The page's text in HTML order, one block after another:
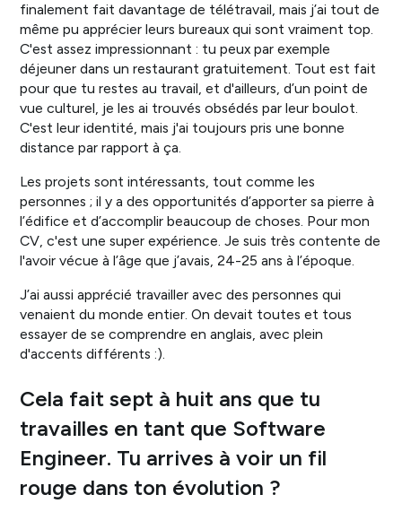
finalement fait davantage de télétravail, mais j’ai tout de
même pu apprécier leurs bureaux qui sont vraiment top.
C'est assez impressionnant : tu peux par exemple
déjeuner dans un restaurant gratuitement. Tout est fait
pour que tu restes au travail, et d'ailleurs, d’un point de
vue culturel, je les ai trouvés obsédés par leur boulot.
C'est leur identité, mais j'ai toujours pris une bonne
distance par rapport à ça.
Les projets sont intéressants, tout comme les
personnes ; il y a des opportunités d’apporter sa pierre à
l’édifice et d’accomplir beaucoup de choses. Pour mon
CV, c'est une super expérience. Je suis très contente de
l'avoir vécue à l’âge que j’avais, 24-25 ans à l’époque.
J’ai aussi apprécié travailler avec des personnes qui
venaient du monde entier. On devait toutes et tous
essayer de se comprendre en anglais, avec plein
d'accents différents :).
Cela fait sept à huit ans que tu
travailles en tant que Software
Engineer. Tu arrives à voir un fil
rouge dans ton évolution ?